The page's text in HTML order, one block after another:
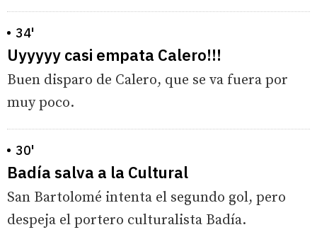
34'
Uyyyyy casi empata Calero!!!
Buen disparo de Calero, que se va fuera por
muy poco.
30'
Badía salva a la Cultural
San Bartolomé intenta el segundo gol, pero
despeja el portero culturalista Badía.